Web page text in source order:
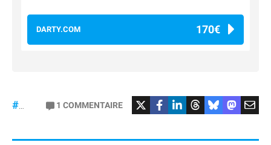
DARTY.COM 170€
#DisneyPlus #Football #liga
1 COMMENTAIRE